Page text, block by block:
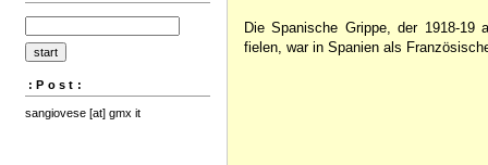
:Post:
sangiovese [at] gmx it
Die Spanische Grippe, der 1918-
fielen, war in Spanien als